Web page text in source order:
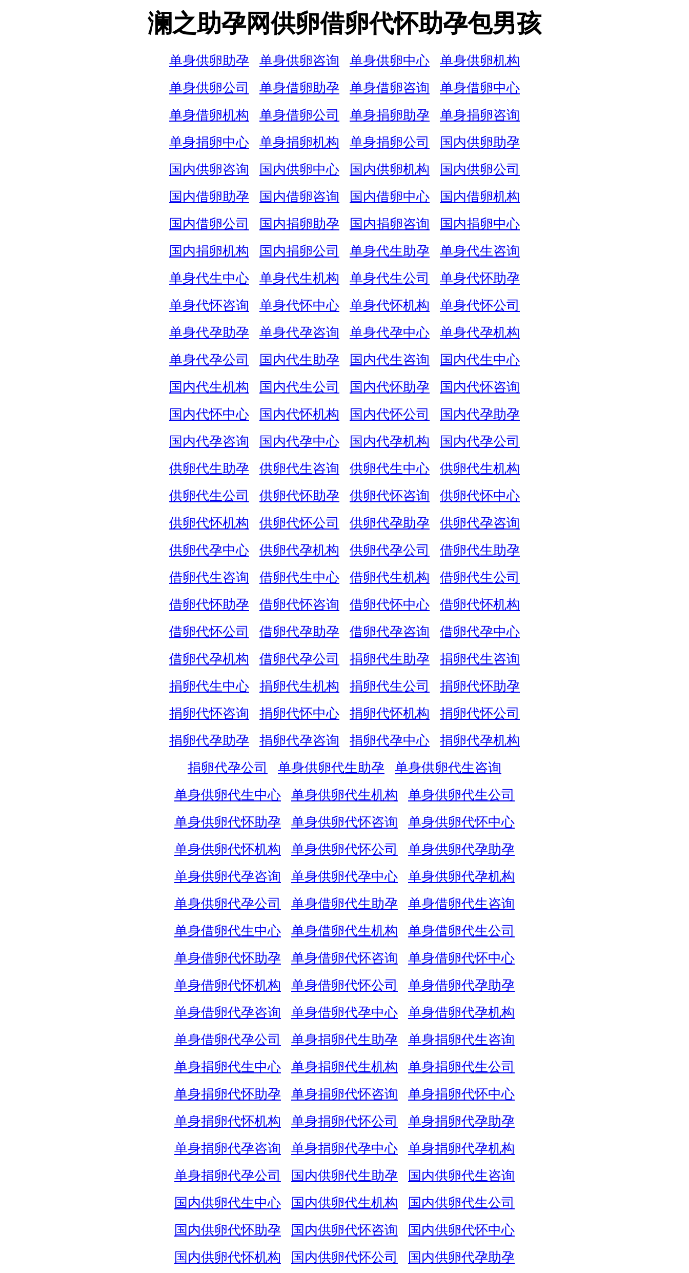
澜之助孕网供卵借卵代怀助孕包男孩
单身供卵助孕 单身供卵咨询 单身供卵中心
单身供卵机构
单身供卵公司
单身借卵助孕 单身借卵咨询
单身借卵中心
单身借卵机构
单身借卵公司 单身捐卵助孕
单身捐卵咨询
单身捐卵中心
单身捐卵机构 单身捐卵公司
国内供卵助孕
国内供卵咨询
国内供卵中心 国内供卵机构
国内供卵公司
国内借卵助孕
国内借卵咨询 国内借卵中心
国内借卵机构
国内借卵公司
国内捐卵助孕 国内捐卵咨询
国内捐卵中心
国内捐卵机构
国内捐卵公司 单身代生助孕
单身代生咨询
单身代生中心
单身代生机构 单身代生公司
单身代怀助孕
单身代怀咨询
单身代怀中心 单身代怀机构
单身代怀公司
单身代孕助孕
单身代孕咨询 单身代孕中心
单身代孕机构
单身代孕公司
国内代生助孕 国内代生咨询
国内代生中心
国内代生机构
国内代生公司 国内代怀助孕
国内代怀咨询
国内代怀中心
国内代怀机构 国内代怀公司
国内代孕助孕
国内代孕咨询
国内代孕中心 国内代孕机构
国内代孕公司
供卵代生助孕
供卵代生咨询 供卵代生中心
供卵代生机构
供卵代生公司
供卵代怀助孕 供卵代怀咨询
供卵代怀中心
供卵代怀机构
供卵代怀公司 供卵代孕助孕
供卵代孕咨询
供卵代孕中心
供卵代孕机构 供卵代孕公司
借卵代生助孕
借卵代生咨询
借卵代生中心 借卵代生机构
借卵代生公司
借卵代怀助孕
借卵代怀咨询 借卵代怀中心
借卵代怀机构
借卵代怀公司
借卵代孕助孕 借卵代孕咨询
借卵代孕中心
借卵代孕机构
借卵代孕公司 捐卵代生助孕
捐卵代生咨询
捐卵代生中心
捐卵代生机构 捐卵代生公司
捐卵代怀助孕
捐卵代怀咨询
捐卵代怀中心 捐卵代怀机构
捐卵代怀公司
捐卵代孕助孕
捐卵代孕咨询 捐卵代孕中心
捐卵代孕机构
捐卵代孕公司
单身供卵代生助孕
单身供卵代生咨询
单身供卵代生中心
单身供卵代生机构
单身供卵代生公司
单身供卵代怀助孕
单身供卵代怀咨询
单身供卵代怀中心
单身供卵代怀机构
单身供卵代怀公司
单身供卵代孕助孕
单身供卵代孕咨询
单身供卵代孕中心
单身供卵代孕机构
单身供卵代孕公司
单身借卵代生助孕
单身借卵代生咨询
单身借卵代生中心
单身借卵代生机构
单身借卵代生公司
单身借卵代怀助孕
单身借卵代怀咨询
单身借卵代怀中心
单身借卵代怀机构
单身借卵代怀公司
单身借卵代孕助孕
单身借卵代孕咨询
单身借卵代孕中心
单身借卵代孕机构
单身借卵代孕公司
单身捐卵代生助孕
单身捐卵代生咨询
单身捐卵代生中心
单身捐卵代生机构
单身捐卵代生公司
单身捐卵代怀助孕
单身捐卵代怀咨询
单身捐卵代怀中心
单身捐卵代怀机构
单身捐卵代怀公司
单身捐卵代孕助孕
单身捐卵代孕咨询
单身捐卵代孕中心
单身捐卵代孕机构
单身捐卵代孕公司
国内供卵代生助孕
国内供卵代生咨询
国内供卵代生中心
国内供卵代生机构
国内供卵代生公司
国内供卵代怀助孕
国内供卵代怀咨询
国内供卵代怀中心
国内供卵代怀机构
国内供卵代怀公司
国内供卵代孕助孕